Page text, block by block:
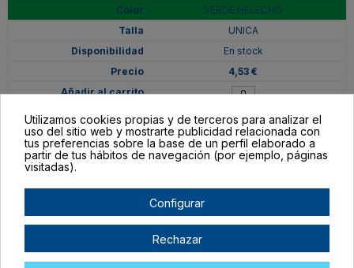
VERDE HELECHO
UNICA
En stock
4,53 €
Utilizamos cookies propias y de terceros para analizar el
uso del sitio web y mostrarte publicidad relacionada con
tus preferencias sobre la base de un perfil elaborado a
partir de tus hábitos de navegación (por ejemplo, páginas
visitadas).
Configurar
Rechazar